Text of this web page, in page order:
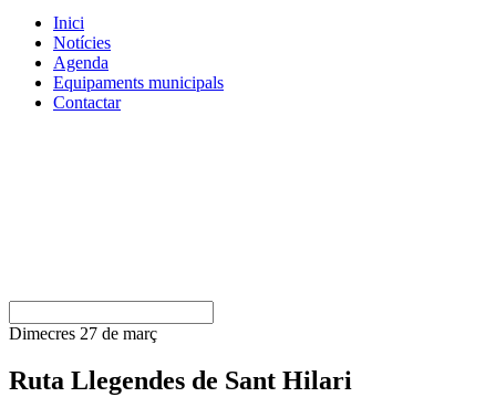
Inici
Notícies
Agenda
Equipaments municipals
Contactar
Dimecres 27 de març
Ruta Llegendes de Sant Hilari